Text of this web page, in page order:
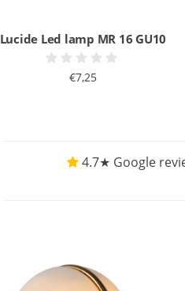
Lucide Led lamp MR 16 GU10
€7,25
4.7★ Google